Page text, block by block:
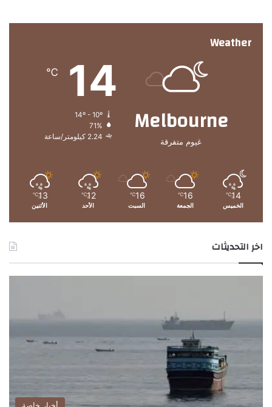
Weather
Melbourne
غيوم متفرقة
14
℃
14º - 10º
71%
2.24 كيلومتر/ساعة
14
℃
الخميس
16
℃
الجمعة
16
℃
السبت
12
℃
الأحد
13
℃
الأثنين
اخر التحديثات
أخبار خاصة